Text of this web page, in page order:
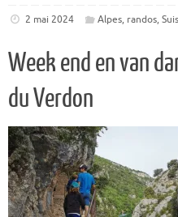
2 mai 2024 Alpes, randos,
Week end en van
du Verdon